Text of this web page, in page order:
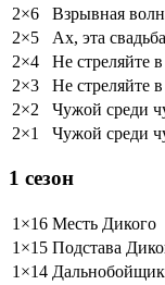
2×6
Взрывная
2×5
Ах, эта свадьба
2×4
Не стреляйте
2×3
Не стреляйте
2×2
Чужой среди
2×1
Чужой среди
1 сезон
1×16 Месть Дикого
1×15 Подстава
1×14